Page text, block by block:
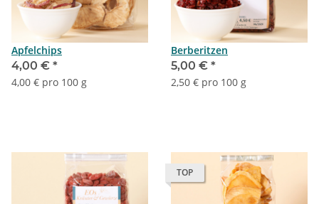
Apfelchips
4,00 € *
4,00 € pro 100 g
Berberitzen
5,00 € *
2,50 € pro 100 g
TOP